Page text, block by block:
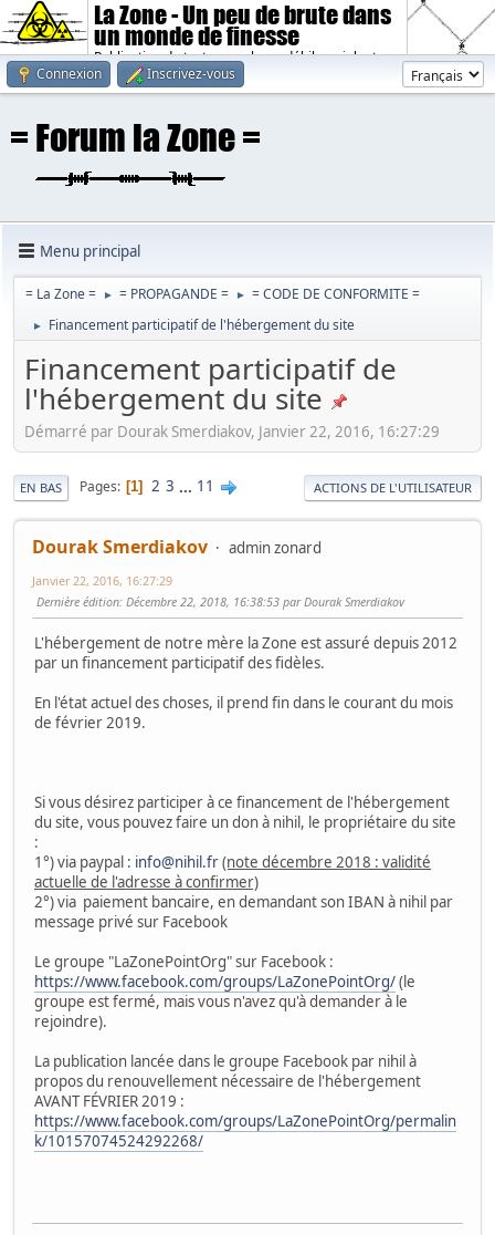
La Zone - Un peu de brute dans
un monde de finesse
Publication de textes sombres, débiles, violents.
Connexion
Inscrivez-vous
Menu principal
= La Zone = ► = PROPAGANDE = ► = CODE DE CONFORMITE =
► Financement participatif de l'hébergement du site
Financement participatif de
l'hébergement du site
Démarré par Dourak Smerdiakov, Janvier 22, 2016, 16:27:29
EN BAS Pages 1 2 3 ... 11 ACTIONS DE L'UTILISATEUR
Dourak Smerdiakov admin zonard
Janvier 22, 2016, 16:27:29
Dernière édition: Décembre 22, 2018, 16:38:53 par Dourak Smerdiakov
L'hébergement de notre mère la Zone est assuré depuis 2012
par un financement participatif des fidèles.
En l'état actuel des choses, il prend fin dans le courant du mois
de février 2019.
Si vous désirez participer à ce financement de l'hébergement
du site, vous pouvez faire un don à nihil, le propriétaire du site
:
1°) via paypal : info@nihil.fr(note décembre 2018 : validité
actuelle de l'adresse à confirmer)
2°) via paiement bancaire, en demandant son IBAN à nihil par
message privé sur Facebook
Le groupe "LaZonePointOrg" sur Facebook :
https://www.facebook.com/groups/LaZonePointOrg/(le
groupe est fermé, mais vous n'avez qu'à demander à le
rejoindre).
La publication lancée dans le groupe Facebook par nihil à
propos du renouvellement nécessaire de l'hébergement
AVANT FÉVRIER 2019 :
https://www.facebook.com/groups/LaZonePointOrg/permalin
k/10157074524292268/